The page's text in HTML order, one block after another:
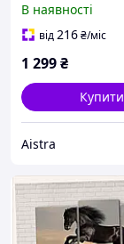
В наявності
від216₴/міс
1 299₴
Купити
Aistra